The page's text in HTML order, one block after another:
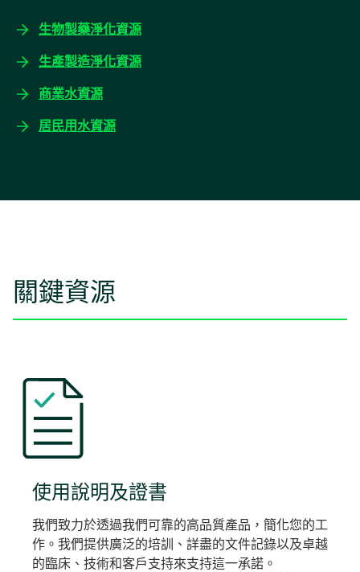
生物製藥淨化資源
生產製造淨化資源
商業水資源
居民用水資源
關鍵資源
使用說明及證書
我們致力於透過我們可靠的高品質產品，簡化您的工
作。我們提供廣泛的培訓、詳盡的文件記錄以及卓越
的臨床、技術和客戶支持來支持這一承諾。